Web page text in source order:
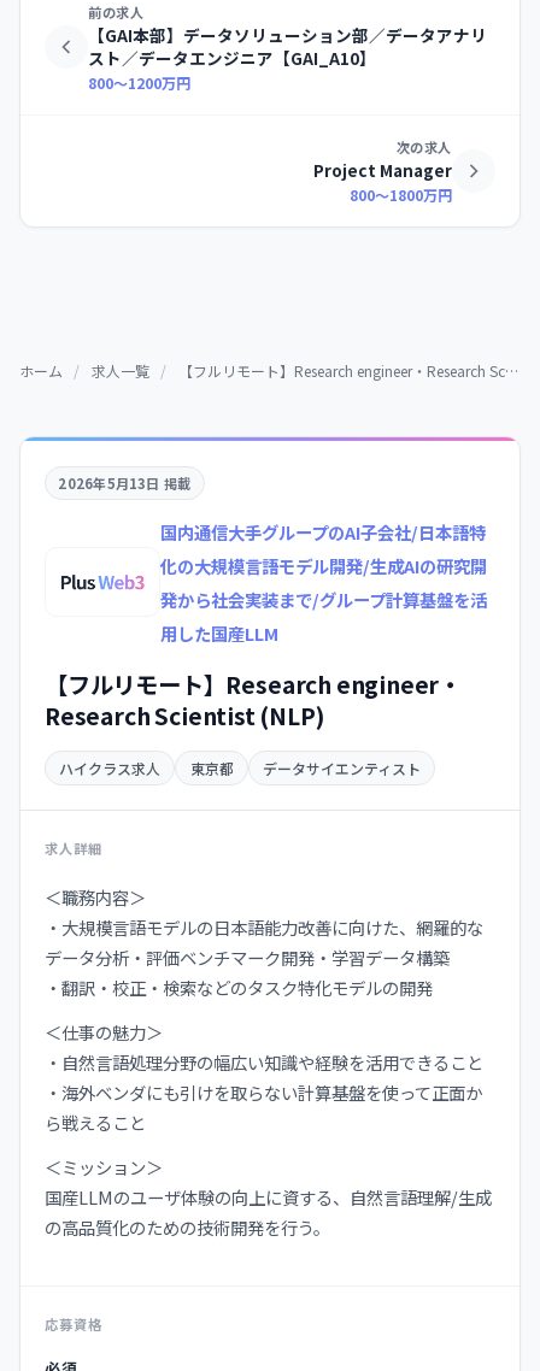
前の求人
【GAI本部】データソリューション部／データアナリ
スト／データエンジニア【GAI_A10】
800〜1200万円
次の求人
Project Manager
800〜1800万円
ホーム / 求人一覧 / 【フルリモート】Research engineer・Research Scientist (NLP)
2026年5月13日 掲載
国内通信大手グループのAI子会社/日本語特
化の大規模言語モデル開発/生成AIの研究開
発から社会実装まで/グループ計算基盤を活
用した国産LLM
【フルリモート】Research engineer・
Research Scientist (NLP)
ハイクラス求人 東京都 データサイエンティスト
求人詳細
＜職務内容＞
・大規模言語モデルの日本語能力改善に向けた、網羅的な
データ分析・評価ベンチマーク開発・学習データ構築
・翻訳・校正・検索などのタスク特化モデルの開発
＜仕事の魅力＞
・自然言語処理分野の幅広い知識や経験を活用できること
・海外ベンダにも引けを取らない計算基盤を使って正面か
ら戦えること
＜ミッション＞
国産LLMのユーザ体験の向上に資する、自然言語理解/生成
の高品質化のための技術開発を行う。
応募資格